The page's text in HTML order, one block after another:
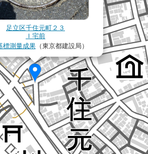
足立区千住元町２３
Ｉ宅前
標測量成果（東京都建設局）